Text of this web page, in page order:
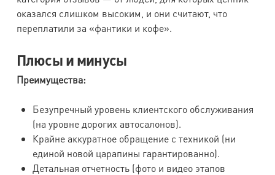
оказался слишком высоким, и они считают, что
переплатили за «фантики и кофе».
Плюсы и минусы
Преимущества:
Безупречный уровень клиентского обслуживания
(на уровне дорогих автосалонов).
Крайне аккуратное обращение с техникой (ни
единой новой царапины гарантированно).
Детальная отчетность (фото и видео этапов